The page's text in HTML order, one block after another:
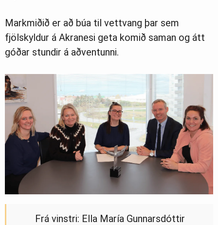
Markmiðið er að búa til vettvang þar sem
fjölskyldur á Akranesi geta komið saman og átt
góðar stundir á aðventunni.
Frá vinstri: Ella María Gunnarsdóttir